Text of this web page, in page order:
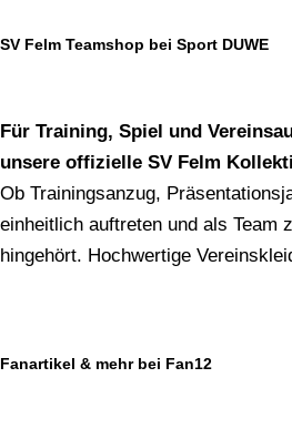
SV Felm Teamshop bei Sport DUWE
Für Training, Spiel und
unsere offizielle SV Felm
Ob Trainingsanzug,
einheitlich auftreten und als Team
hingehört. Hochwertige
Fanartikel & mehr bei Fan12